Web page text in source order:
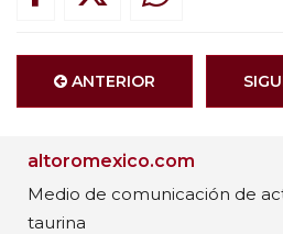
ANTERIOR
altoromexico.com
Medio de comunicación de
taurina